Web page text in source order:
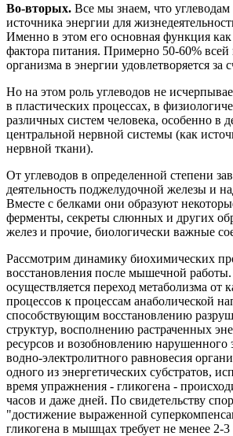
Во-вторых. Все мы знаем, что углеводам
источника энергии для
Именно в этом его основная функция
фактора питания. Примерно 50-60% всей
организма в энергии удовлетворяется за
Но на этом роль углеводов не
в пластических процессах, в
различных систем человека, особенно в
центральной нервной системы (как
нервной ткани).
От углеводов в определенной степени
деятельность поджелудочной железы и
Вместе с белками они образуют
ферменты, секреты слюнных и других
желез и прочие, биологически важные
Рассмотрим динамику биохимических
восстановления после мышечной
осуществляется переход метаболизма от
процессов к процессам анаболической
способствующим восстановлению
структур, восполнению растраченных
ресурсов и возобновлению нарушенного
водно-электролитного равновесия
одного из энергетических субстратов,
время упражнения - гликогена -
часов и даже дней. По свидетельству
"достижение выраженной
гликогена в мышцах требует не менее 2-